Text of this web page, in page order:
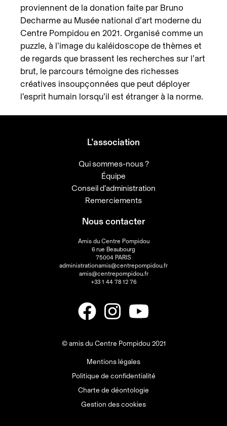
proviennent de la donation faite par Bruno
Decharme au Musée national d’art moderne du
Centre Pompidou en 2021. Organisé comme un
puzzle, à l’image du kaléidoscope de thèmes et
de regards que brassent les recherches sur l’art
brut, le parcours témoigne des richesses
créatives insoupçonnées que peut déployer
l’esprit humain lorsqu’il est étranger à la norme.
L’association
Qui sommes-nous ?
Équipe
Conseil d’administration
Remerciements
Nous contacter
Amis du Centre Pompidou
6 rue Beaubourg
75004 PARIS
administrationamis@centrepompidou.fr
amis@centrepompidou.fr
+33 1 44 78 12 76
© amis du Centre Pompidou 2021
Mentions légales
Politique de confidentialité
Charte de déontologie
Gestion des cookies